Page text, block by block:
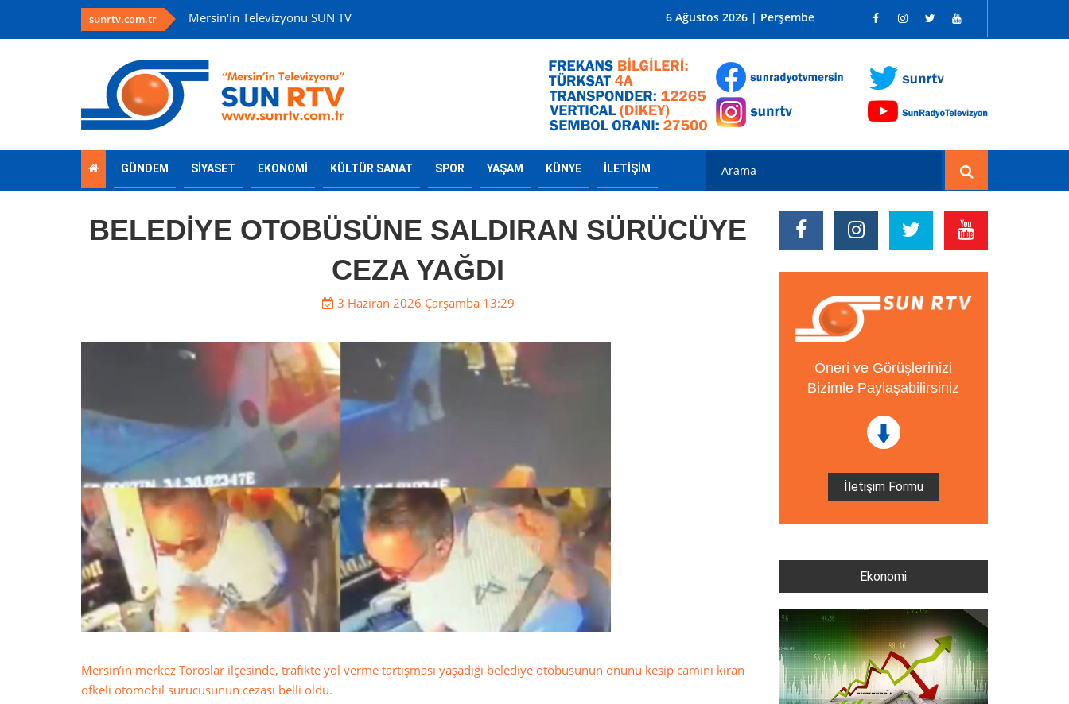
sunrtv.com.tr Mersin'in Televizyonu SUN TV Mersin'in Radyosu SUN RADYO FM 96.1
6 Ağustos 2026 | Perşembe
GÜNDEM SİYASET EKONOMİ KÜLTÜR SANAT SPOR YAŞAM KÜNYE İLETİŞİM
BELEDİYE OTOBÜSÜNE SALDIRAN SÜRÜCÜYE
CEZA YAĞDI
3 Haziran 2026 Çarşamba 13:29
Mersin’in merkez Toroslar ilçesinde, trafikte yol verme tartışması yaşadığı belediye otobüsünün önünü kesip camını kıran
öfkeli otomobil sürücüsünün cezası belli oldu.
Öneri ve Görüşlerinizi
Bizimle Paylaşabilirsiniz
İletişim Formu
Ekonomi